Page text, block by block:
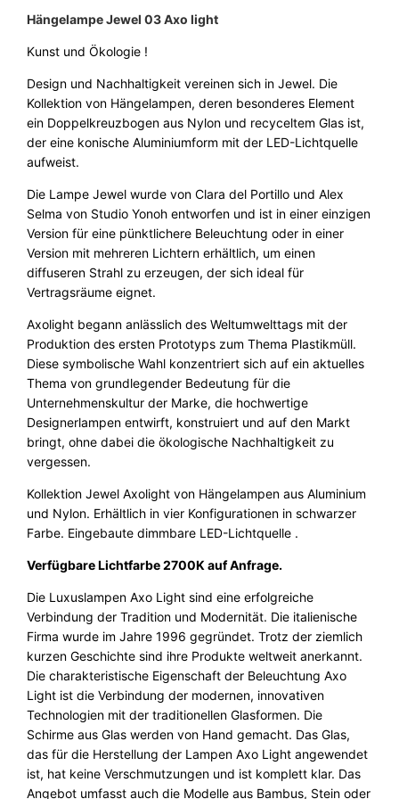
:
1
.
2
1
9
,
0
0
0
0
€
.
e
c
h
t
J
e
l
0
3
A
x
L
i
g
h
t
R
e
c
y
e
t
s
M
a
t
e
r
i
a
l
M
Hängelampe Jewel 03 Axo light
Kunst und Ökologie !
Design und Nachhaltigkeit vereinen sich in Jewel. Die
Kollektion von Hängelampen, deren besonderes Element
ein Doppelkreuzbogen aus Nylon und recyceltem Glas ist,
der eine konische Aluminiumform mit der LED-Lichtquelle
aufweist.
Die Lampe Jewel wurde von Clara del Portillo und Alex
Selma von Studio Yonoh entworfen und ist in einer einzigen
Version für eine pünktlichere Beleuchtung oder in einer
Version mit mehreren Lichtern erhältlich, um einen
diffuseren Strahl zu erzeugen, der sich ideal für
Vertragsräume eignet.
Axolight begann anlässlich des Weltumwelttags mit der
Produktion des ersten Prototyps zum Thema Plastikmüll.
Diese symbolische Wahl konzentriert sich auf ein aktuelles
Thema von grundlegender Bedeutung für die
Unternehmenskultur der Marke, die hochwertige
Designerlampen entwirft, konstruiert und auf den Markt
bringt, ohne dabei die ökologische Nachhaltigkeit zu
vergessen.
Kollektion Jewel Axolight von Hängelampen aus Aluminium
und Nylon. Erhältlich in vier Konfigurationen in schwarzer
Farbe. Eingebaute dimmbare LED-Lichtquelle .
Verfügbare Lichtfarbe 2700K auf Anfrage.
Die Luxuslampen Axo Light sind eine erfolgreiche
Verbindung der Tradition und Modernität. Die italienische
Firma wurde im Jahre 1996 gegründet. Trotz der ziemlich
kurzen Geschichte sind ihre Produkte weltweit anerkannt.
Die charakteristische Eigenschaft der Beleuchtung Axo
Light ist die Verbindung der modernen, innovativen
Technologien mit der traditionellen Glasformen. Die
Schirme aus Glas werden von Hand gemacht. Das Glas,
das für die Herstellung der Lampen Axo Light angewendet
ist, hat keine Verschmutzungen und ist komplett klar. Das
Angebot umfasst auch die Modelle aus Bambus, Stein oder